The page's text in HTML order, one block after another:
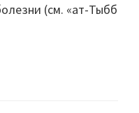
(см. «ат-Тыбб